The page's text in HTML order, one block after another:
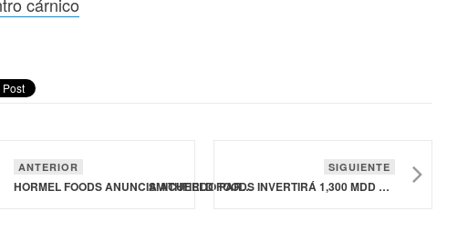
cárnico
ANTERIOR
HORMEL FOODS ANUNCIA ACUERDO PARA VENDER SU NEGOCIO DE PAVOS ENTEROS A LIFE-SCIENCE INNOVATIONS
SIGUIENTE
SMITHFIELD FOODS INVERTIRÁ 1,300 MDD EN CONSTRUIR UN NUEVO CENTRO CÁRNICO